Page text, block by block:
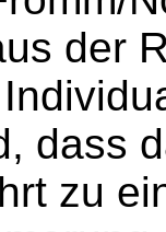
der
dass
zu